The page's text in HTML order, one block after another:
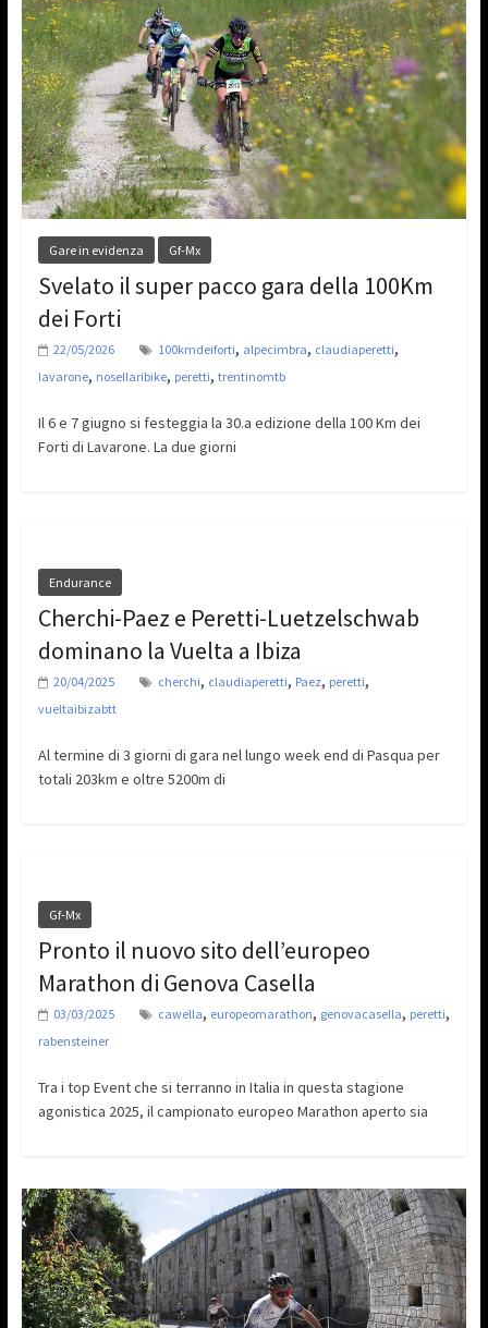
Gare in evidenza Gf-Mx
Svelato il super pacco gara della 100Km
dei Forti
22/05/2026 100kmdeiforti, alpecimbra, claudiaperetti,
lavarone, nosellaribike, peretti, trentinomtb
Il 6 e 7 giugno si festeggia la 30.a edizione della 100 Km dei
Forti di Lavarone. La due giorni
Endurance
Cherchi-Paez e Peretti-Luetzelschwab
dominano la Vuelta a Ibiza
20/04/2025 cherchi, claudiaperetti, Paez, peretti,
vueltaibizabtt
Al termine di 3 giorni di gara nel lungo week end di Pasqua per
totali 203km e oltre 5200m di
Gf-Mx
Pronto il nuovo sito dell’europeo
Marathon di Genova Casella
03/03/2025 cawella, europeomarathon, genovacasella, peretti,
rabensteiner
Tra i top Event che si terranno in Italia in questa stagione
agonistica 2025, il campionato europeo Marathon aperto sia